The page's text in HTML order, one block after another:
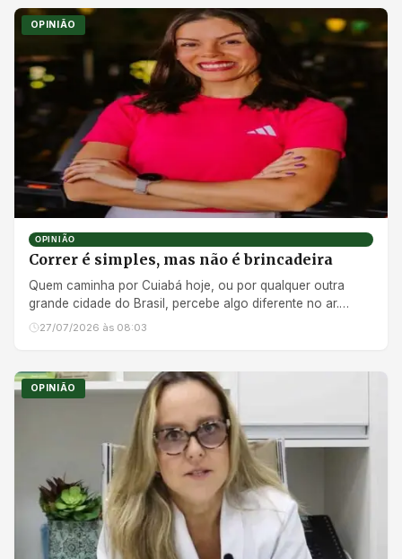
OPINIÃO
OPINIÃO
Correr é simples, mas não é brincadeira
Quem caminha por Cuiabá hoje, ou por qualquer outra
grande cidade do Brasil, percebe algo diferente no ar.
Nossos parque...
27/07/2026 às 08:03
OPINIÃO